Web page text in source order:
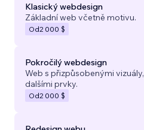
Klasický webdesign
Základní web včetně motivu.
Od2 000 $
Pokročilý webdesign
Web s přizpůsobenými
dalšími prvky.
Od2 000 $